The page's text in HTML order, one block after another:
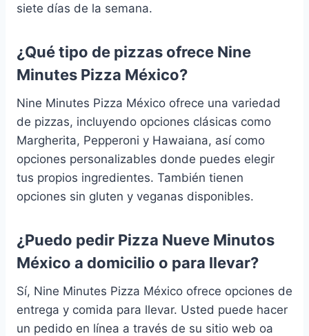
siete días de la semana.
¿Qué tipo de pizzas ofrece Nine
Minutes Pizza México?
Nine Minutes Pizza México ofrece una variedad
de pizzas, incluyendo opciones clásicas como
Margherita, Pepperoni y Hawaiana, así como
opciones personalizables donde puedes elegir
tus propios ingredientes. También tienen
opciones sin gluten y veganas disponibles.
¿Puedo pedir Pizza Nueve Minutos
México a domicilio o para llevar?
Sí, Nine Minutes Pizza México ofrece opciones de
entrega y comida para llevar. Usted puede hacer
un pedido en línea a través de su sitio web oa